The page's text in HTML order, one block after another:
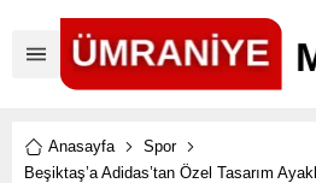
Anasayfa
Spor
Beşiktaş’a Adidas’tan Özel Tasarım